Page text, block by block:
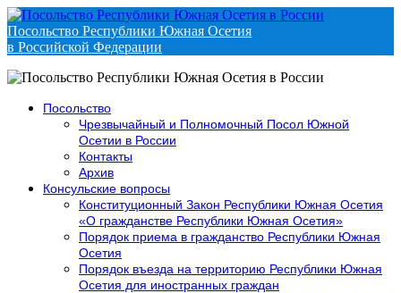
Посольство Республики Южная Осетия
в Российской Федерации
Посольство
Чрезвычайный и Полномочный Посол Южной
Осетии в России
Контакты
Архив
Консульские вопросы
Конституционный Закон Республики Южная Осетия
«О гражданстве Республики Южная Осетия»
Порядок приема в гражданство Республики Южная
Осетия
Порядок въезда на территорию Республики Южная
Осетия для иностранных граждан